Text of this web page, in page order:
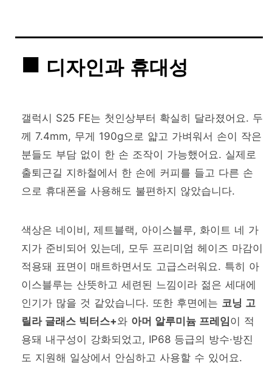
디자인과 휴대성
갤럭시 S25 FE는 첫인상부터 확실히 달라졌어요. 두
께 7.4mm, 무게 190g으로 얇고 가벼워서 손이 작은
분들도 부담 없이 한 손 조작이 가능했어요. 실제로
출퇴근길 지하철에서 한 손에 커피를 들고 다른 손
으로 휴대폰을 사용해도 불편하지 않았습니다.
색상은 네이비, 제트블랙, 아이스블루, 화이트 네 가
지가 준비되어 있는데, 모두 프리미엄 헤이즈 마감이
적용돼 표면이 매트하면서도 고급스러워요. 특히 아
이스블루는 산뜻하고 세련된 느낌이라 젊은 세대에
인기가 많을 것 같았습니다. 또한 후면에는 코닝 고
릴라 글래스 빅터스+와 아머 알루미늄 프레임이 적
용돼 내구성이 강화되었고, IP68 등급의 방수·방진
도 지원해 일상에서 안심하고 사용할 수 있어요.